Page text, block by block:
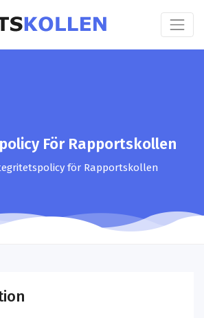
För Rapportskollen
för Rapportskollen